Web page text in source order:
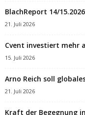
BlachReport 14/15.2026
21. Juli 2026
Cvent investiert mehr
15. Juli 2026
Arno Reich soll
21. Juli 2026
Kraft der Begegnung